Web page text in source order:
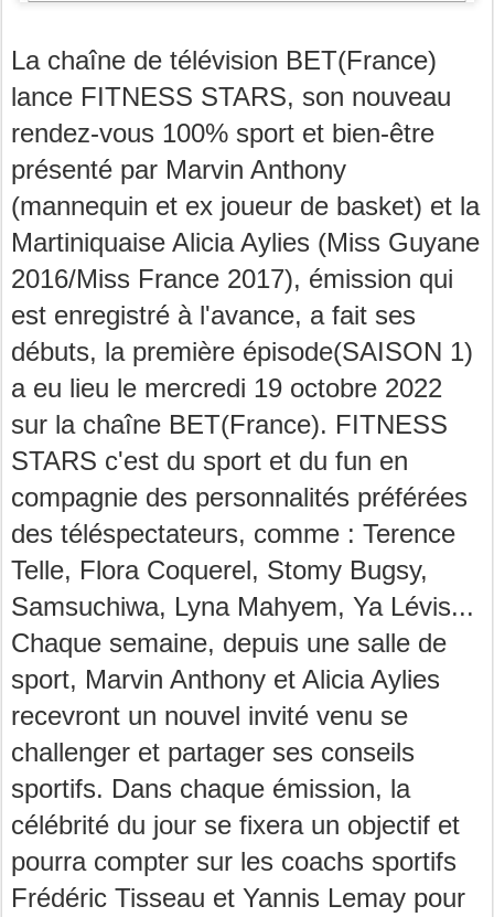
La chaîne de télévision BET(France)
lance FITNESS STARS, son nouveau
rendez-vous 100% sport et bien-être
présenté par Marvin Anthony
(mannequin et ex joueur de basket) et la
Martiniquaise Alicia Aylies (Miss Guyane
2016/Miss France 2017), émission qui
est enregistré à l'avance, a fait ses
débuts, la première épisode(SAISON 1)
a eu lieu le mercredi 19 octobre 2022
sur la chaîne BET(France). FITNESS
STARS c'est du sport et du fun en
compagnie des personnalités préférées
des téléspectateurs, comme : Terence
Telle, Flora Coquerel, Stomy Bugsy,
Samsuchiwa, Lyna Mahyem, Ya Lévis...
Chaque semaine, depuis une salle de
sport, Marvin Anthony et Alicia Aylies
recevront un nouvel invité venu se
challenger et partager ses conseils
sportifs. Dans chaque émission, la
célébrité du jour se fixera un objectif et
pourra compter sur les coachs sportifs
Frédéric Tisseau et Yannis Lemay pour